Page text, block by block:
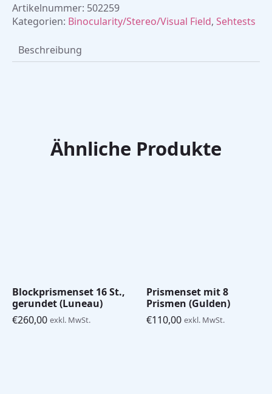
Artikelnummer: 502259
Kategorien: Binocularity/Stereo/Visual Field, Sehtests
Beschreibung
Ähnliche Produkte
Blockprismenset 16 St.,
gerundet (Luneau)
€260,00 exkl. MwSt.
Prismenset mit 8
Prismen (Gulden)
€110,00 exkl. MwSt.